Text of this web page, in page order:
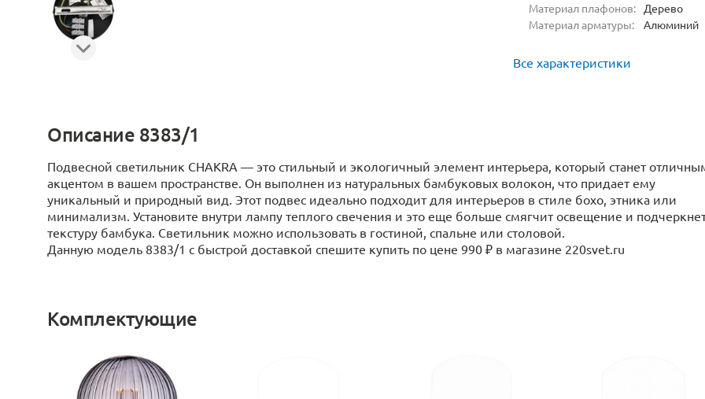
Материал плафонов:
Дерево
Материал арматуры:
Алюминий
Все характеристики
Описание 8383/1
Подвесной светильник CHAKRA — это стильный и экологичный элемент интерьера, который станет
акцентом в вашем пространстве. Он выполнен из натуральных бамбуковых волокон, что придает ему
уникальный и природный вид. Этот подвес идеально подходит для интерьеров в стиле бохо, этника или
минимализм. Установите внутри лампу теплого свечения и это еще больше смягчит освещение и
текстуру бамбука. Светильник можно использовать в гостиной, спальне или столовой.
Данную модель 8383/1 с быстрой доставкой спешите купить по цене 990 ₽ в магазине 220svet.ru
Комплектующие